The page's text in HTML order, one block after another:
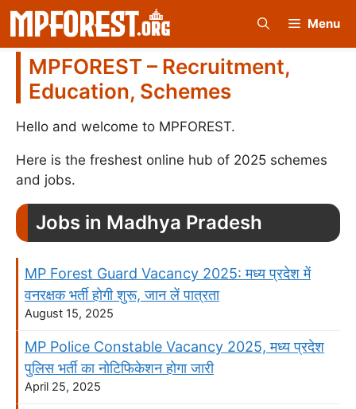
Skip
content
Menu
MPFOREST – Recruitment,
Education, Schemes
Hello and welcome to MPFOREST.
Here is the freshest online hub of 2025 schemes
and jobs.
Jobs in Madhya Pradesh
MP Forest Guard Vacancy 2025: मध्य प्रदेश में
वनरक्षक भर्ती होगी शुरू, जान लें पात्रता
August 15, 2025
MP Police Constable Vacancy 2025, मध्य प्रदेश
पुलिस भर्ती का नोटिफिकेशन होगा जारी
April 25, 2025